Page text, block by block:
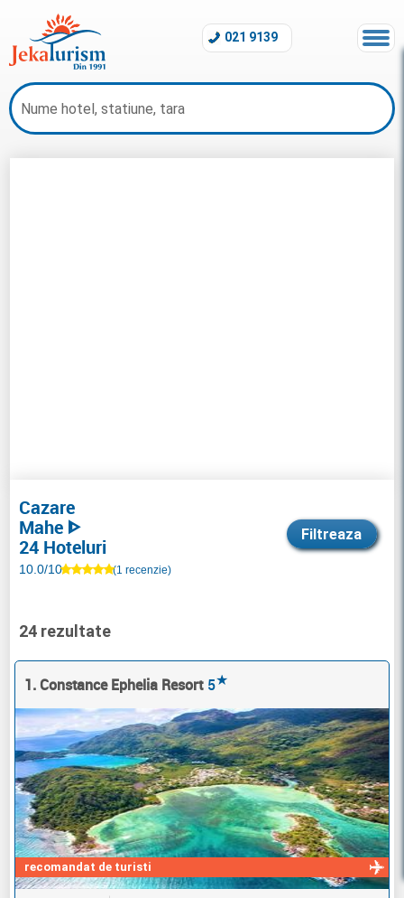
021 9139
24 rezultate
1. Constance Ephelia Resort 5★
recomandat de turisti
Cazare
Mahe ᐈ
24 Hoteluri
10.0/10 (1 recenzie)
Filtreaza